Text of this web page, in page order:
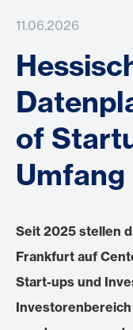
11.06.2026
of
Umfang
Seit 2025 stellen
Frankfurt auf
Start-ups und